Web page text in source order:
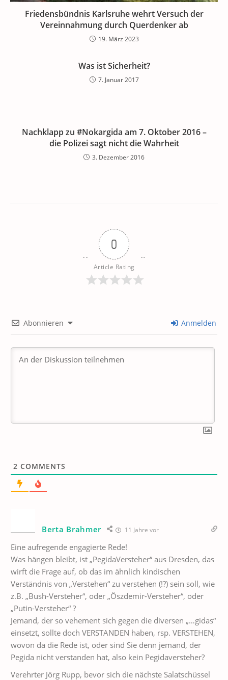
Friedensbündnis Karlsruhe wehrt Versuch der
Vereinnahmung durch Querdenker ab
19. März 2023
Was ist Sicherheit?
7. Januar 2017
Nachklapp zu #Nokargida am 7. Oktober 2016 –
die Polizei sagt nicht die Wahrheit
3. Dezember 2016
0
Article Rating
Abonnieren Anmelden
2 COMMENTS
Berta Brahmer 11 Jahre vor
Eine aufregende engagierte Rede!
Was hängen bleibt, ist „PegidaVersteher“ aus Dresden, das
wirft die Frage auf, ob das im ähnlich kindischen
Verständnis von „Verstehen“ zu verstehen (!?) sein soll, wie
z.B. „Bush-Versteher“, oder „Öszdemir-Versteher“, oder
„Putin-Versteher“ ?
Jemand, der so vehement sich gegen die diversen „…gidas“
einsetzt, sollte doch VERSTANDEN haben, rsp. VERSTEHEN,
wovon da die Rede ist, oder sind Sie denn jemand, der
Pegida nicht verstanden hat, also kein Pegidaversteher?
Verehrter Jörg Rupp, bevor sich die nächste Salatschüssel